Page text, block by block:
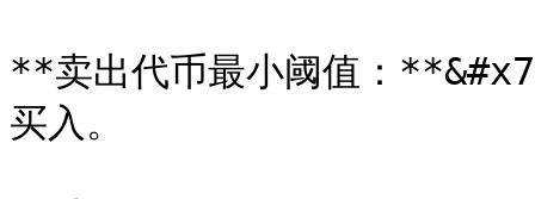
**卖出代币最小阈值：
买入。